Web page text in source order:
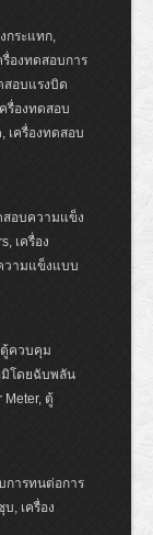
กระแทก,
องทดสอบการ
สอบแรงบิด
รื่องทดสอบ
เครื่องทดสอบ
สอบความแข็ง
เครื่อง
วามแข็งแบบ
ตู้ควบคุม
โดยฉับพลัน
Meter, ตู้
การทนต่อการ
, เครื่อง